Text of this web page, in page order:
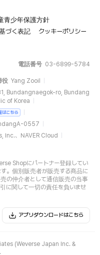
青少年保護方針
づく表記
クッキーポリシー
電話番号 03-6899-5784
役 Yang Zooil
Bundangnaegok-ro, Bundang
of Korea
こちら
0557
Inc.、NAVER Cloud
Shopにパートナー登録してい
。個別販売者が販売する商品に
の仲介者として通信販売の当事
に関して一切の責任を負いませ
アプリダウンロードはこちら
(Weverse Japan Inc. &